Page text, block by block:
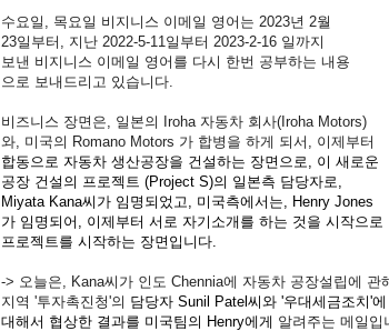
수요일, 목요일 비지니스 이메일 영어는 2023년 2월
23일부터, 지난 2022-5-11 일부터 2023-2-16 일까지
보낸 비지니스 이메일 영어를 다시 한번 공부하는 내용
으로 보내드리고 있습니다.
비즈니스 장면은, 일본의 Iroha 자동차 회사(Iroha Motors)
와, 미국의 Romano Motors 가 합병을 하게 되서, 이제부터
합동으로 자동차 생산공장을 건설하는 장면으로, 이 새로운
공장 건설의 프로젝트 (Project S)의 일본측 담당자로,
Miyata Kana씨가 임명되었고, 미국측에서는, Henry Jones
가 임명되어, 이제부터 서로 자기소개를 하는 것을 시작으로
프로젝트를 시작하는 장면입니다.
-> 오늘은, Kana씨가 인도 Chennia에 자동차 공장설립에 관
지역 '투자촉진청'의 담당자 Sunil Patel씨와 '우대세금조치'에
대해서 협상한 결과를 미국팀의 Henry에게 알려주는 메일입